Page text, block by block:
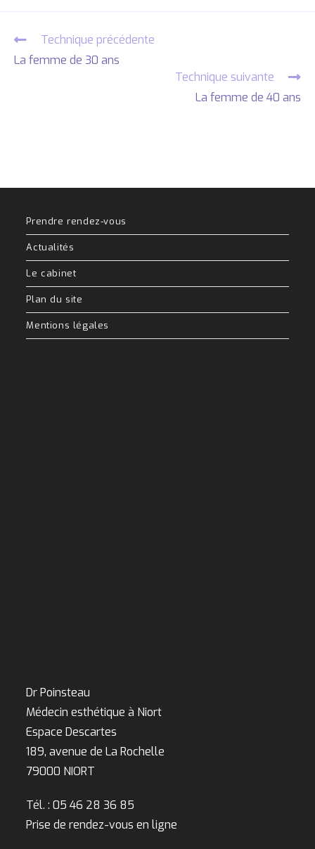
Technique précédente
La femme de 30 ans
Technique suivante
La femme de 40 ans
Prendre rendez-vous
Actualités
Le cabinet
Plan du site
Mentions légales
Dr Poinsteau
Médecin esthétique à Niort
Espace Descartes
189, avenue de La Rochelle
79000 NIORT
Tél. : 05 46 28 36 85
Prise de rendez-vous en ligne